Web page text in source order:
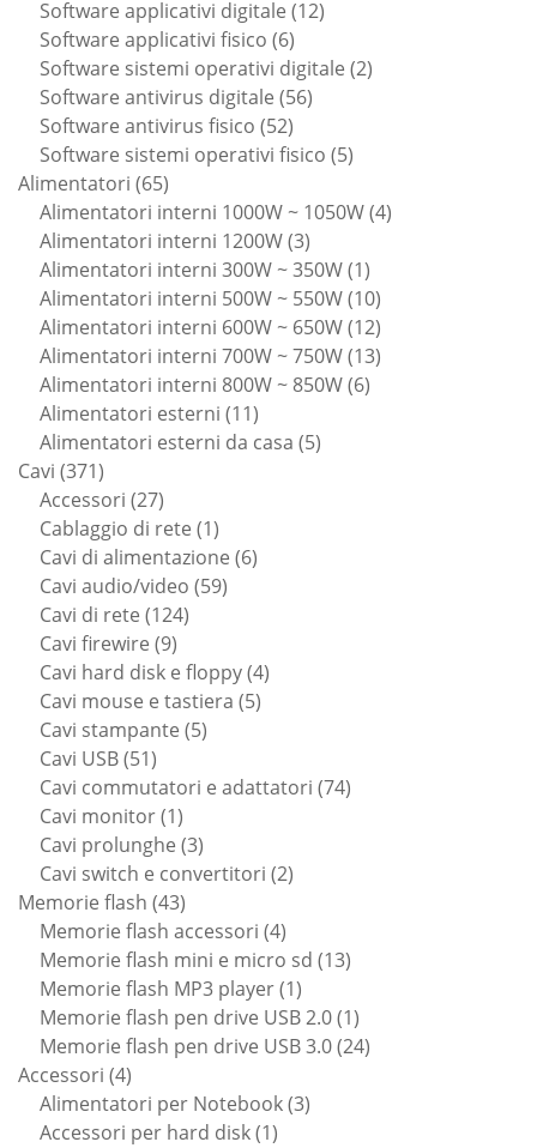
prodotti
Software applicativi digitale 1212
Software applicativi fisico 66
prodotti
Software sistemi operativi digitale 22
Software antivirus digitale 5656
Software antivirus fisico 5252
prodotti
Software sistemi operativi fisico 55
Alimentatori 6565
prodotti
Alimentatori interni 1000W ~ 1050W 44
Alimentatori interni 1200W 33
prodotti
Alimentatori interni 300W ~ 350W 11
prodotto
Alimentatori interni 500W ~ 550W 1010
prodotti
Alimentatori interni 600W ~ 650W 1212
prodotti
Alimentatori interni 700W ~ 750W 1313
Alimentatori interni 800W ~ 850W 66
Alimentatori esterni 1111
prodotti
Alimentatori esterni da casa 55
Cavi 371371
prodotti
Accessori 2727
prodotti
Cablaggio di rete 11
prodotto
Cavi di alimentazione 66
Cavi audio/video 5959
Cavi di rete 124124
Cavi firewire 99
prodotti
Cavi hard disk e floppy 44
Cavi mouse e tastiera 55
Cavi stampante 55
Cavi USB 5151
prodotti
Cavi commutatori e adattatori 7474
Cavi monitor 11
prodotto
Cavi prolunghe 33
prodotti
Cavi switch e convertitori 22
Memorie flash 4343
prodotti
Memorie flash accessori 44
prodotti
Memorie flash mini e micro sd 1313
Memorie flash MP3 player 11
prodotto
Memorie flash pen drive USB 2.0 11
prodotto
Memorie flash pen drive USB 3.0 2424
Accessori 44
prodotti
Alimentatori per Notebook 33
Accessori per hard disk 11